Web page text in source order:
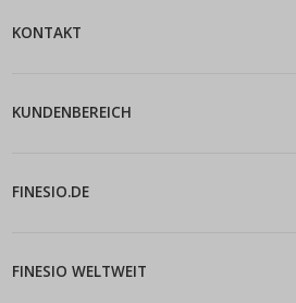
KONTAKT
KUNDENBEREICH
FINESIO.DE
FINESIO WELTWEIT